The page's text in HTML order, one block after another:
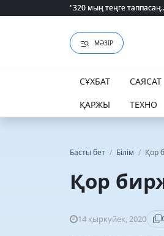
"320 мың теңге
"320 мың теңге
МӘЗІР
СҰХБАТ САЯСАТ
ҚАРЖЫ
ТЕХНО
Басты бет / Білім / Қор
Қор
14 қыркүйек, 2020